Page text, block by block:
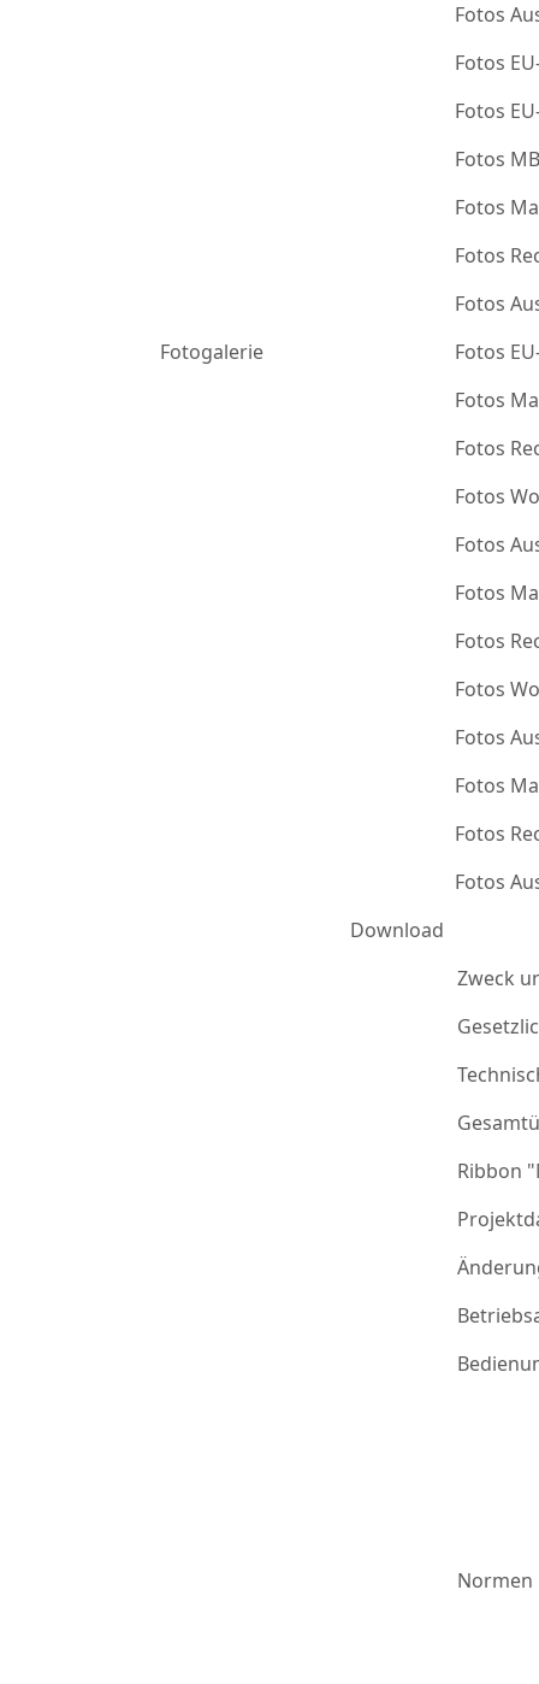
Fotogalerie
Fotos
Fotos
Fotos
Fotos
Fotos
Fotos
Fotos
Fotos
Fotos
Fotos
Fotos
Fotos
Fotos
Fotos
Fotos
Fotos
Fotos
Fotos
Fotos
Download
Zweck
Ribbon
Normen